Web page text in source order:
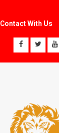
Contact With Us